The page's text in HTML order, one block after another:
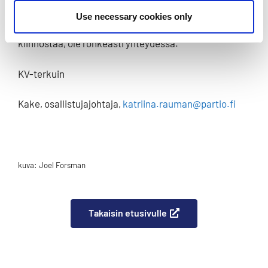
Use necessary cookies only
KV-kokemusta, niin meille suomalaisille kuin
kiinnostaa, ole rohkeasti yhteydessä.
KV-terkuin
Kake, osallistujajohtaja, katriina.rauman@partio.fi
kuva: Joel Forsman
Takaisin etusivulle